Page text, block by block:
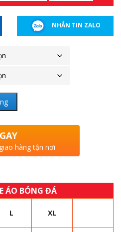
NHẮN TIN ZALO
hàng tận nơi
ÁO BÓNG ĐÁ
L XL